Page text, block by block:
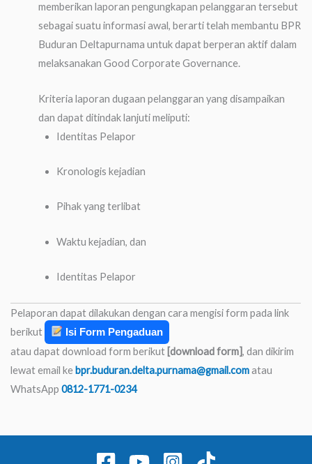
memberikan laporan pengungkapan pelanggaran tersebut
sebagai suatu informasi awal, berarti telah membantu BPR
Buduran Deltapurnama untuk dapat berperan aktif dalam
melaksanakan Good Corporate Governance.
Kriteria laporan dugaan pelanggaran yang disampaikan
dan dapat ditindak lanjuti meliputi:
Identitas Pelapor
Kronologis kejadian
Pihak yang terlibat
Waktu kejadian, dan
Identitas Pelapor
Pelaporan dapat dilakukan dengan cara mengisi form pada link
berikut
Isi Form Pengaduan
atau dapat download form berikut [download form], dan dikirim
lewat email kebpr.buduran.delta.purnama@gmail.comatau
WhatsApp 0812-1771-0234